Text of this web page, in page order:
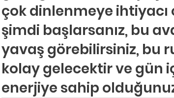
çok dinlenmeye ihtiyacı
şimdi başlarsanız, bu
yavaş görebilirsiniz, bu
kolay gelecektir ve gün
enerjiye sahip